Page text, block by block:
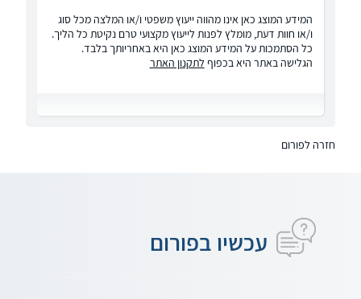
המידע המוצג כאן אינו מהווה ייעוץ משפטי ו/או המלצה מכל סוג
ו/או חוות דעת, מומלץ לפנות לייעוץ מקצועי טרם נקיטת כל הליך.
כל הסתמכות על המידע המוצג כאן היא באחריותך בלבד.
הגלישה באתר היא בכפוף לתקנון האתר
חזרה לפורום
עכשיו בפורום